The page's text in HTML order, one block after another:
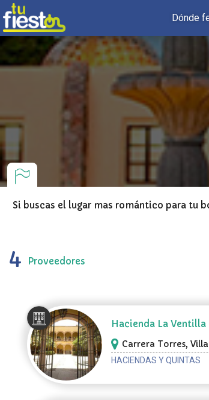
Dónde
Si buscas el lugar mas romántico para tu
4 Proveedores
Hacienda La Ventilla
Carrera Torres,
HACIENDAS Y QUINTAS